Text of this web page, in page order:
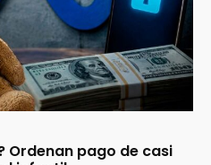
Ordenan pago de casi